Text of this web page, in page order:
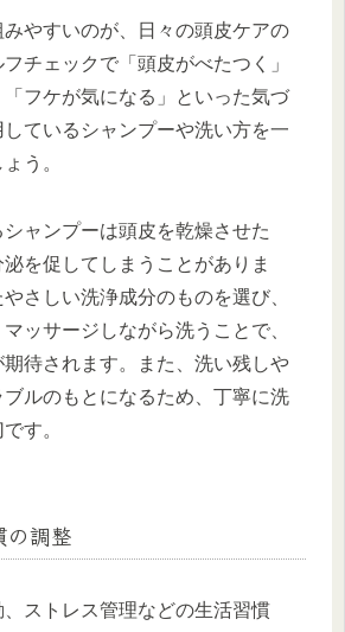
みやすいのが、日々の頭皮ケアの
チェックで「頭皮がべたつく」
「フケが気になる」といった気づ
ているシャンプーや洗い方を一
う。
ャンプーは頭皮を乾燥させた
を促してしまうことがありま
さしい洗浄成分のものを選び、
ッサージしながら洗うことで、
待されます。また、洗い残しや
ルのもとになるため、丁寧に洗
す。
の調整
ストレス管理などの生活習慣